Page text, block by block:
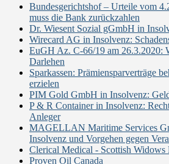
Bundesgerichtshof – Urteile vom
muss die Bank zurückzahlen
Dr. Wiesent Sozial gGmbH in
Wirecard AG in Insolvenz:
EuGH Az. C-66/19 am 26.3.2020:
Darlehen
Sparkassen: Prämiensparverträge
erzielen
PIM Gold GmbH in Insolvenz:
P & R Container in Insolvenz:
Anleger
MAGELLAN Maritime Services
Insolvenz und Vorgehen gegen
Clerical Medical - Scottish Widows
Proven Oil Canada